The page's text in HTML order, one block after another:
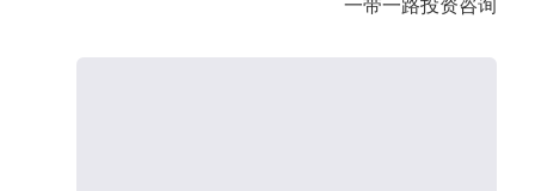
一带一路投资咨询